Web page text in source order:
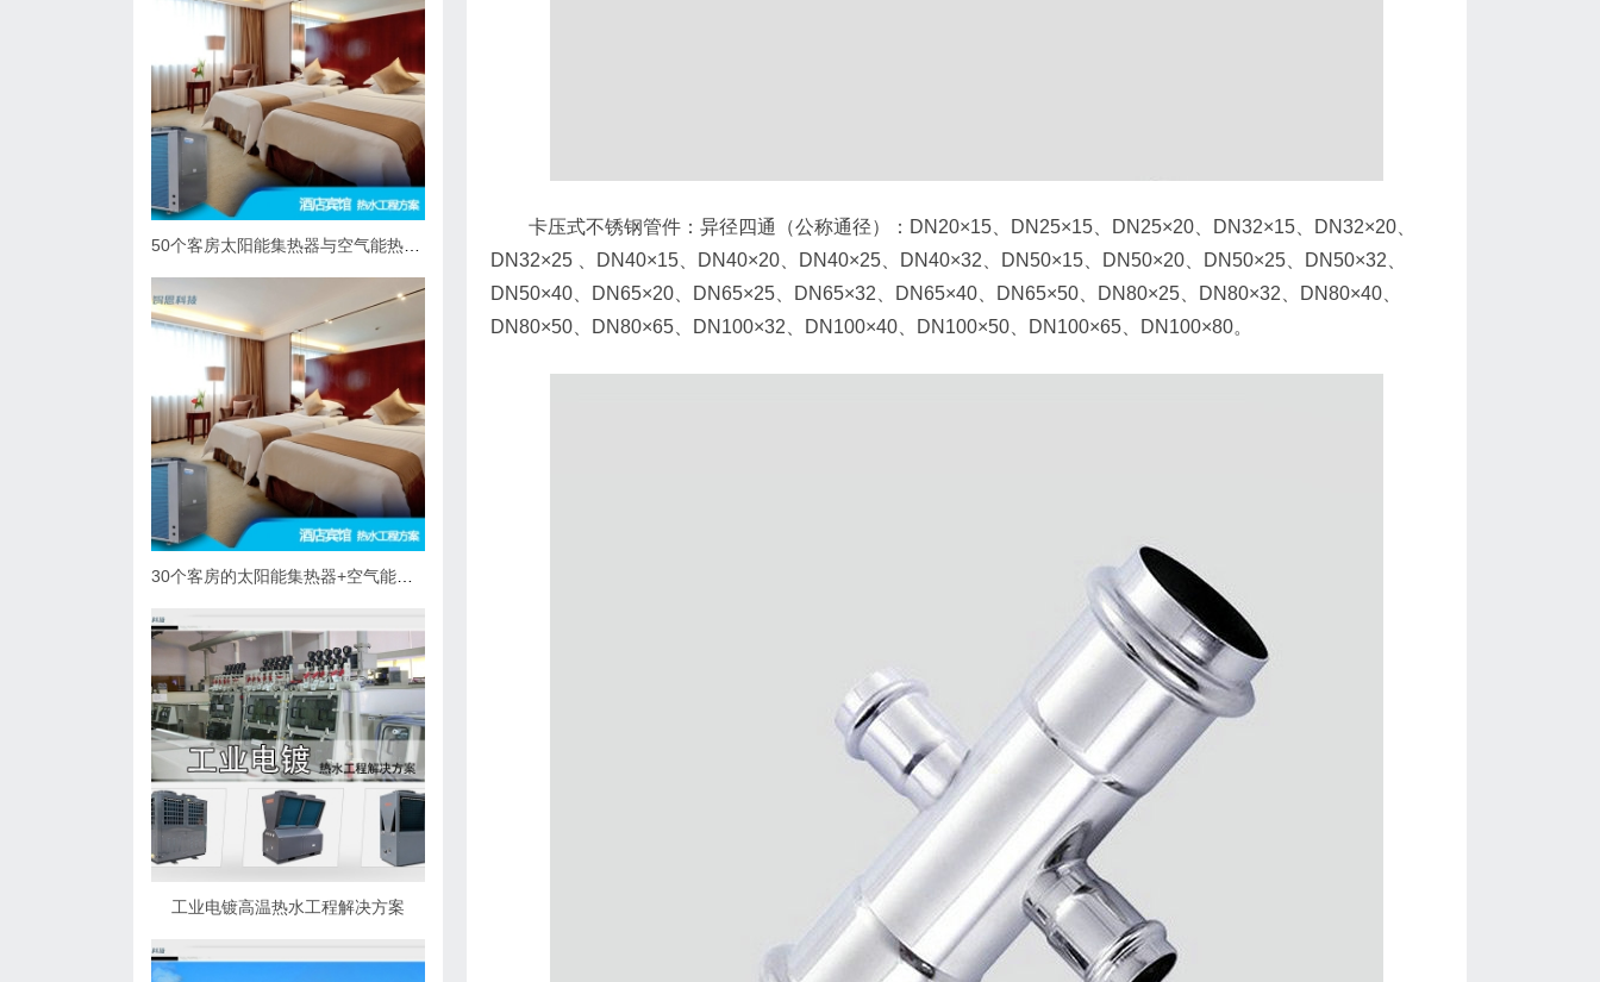
卡压式不锈钢管件：异径四通（公称通径）：DN20×15、DN25×15、DN25×20、DN32×15、DN32×20、
DN32×25 、DN40×15、DN40×20、DN40×25、DN40×32、DN50×15、DN50×20、DN50×25、DN50×32、
DN50×40、DN65×20、DN65×25、DN65×32、DN65×40、DN65×50、DN80×25、DN80×32、DN80×40、
DN80×50、DN80×65、DN100×32、DN100×40、DN100×50、DN100×65、DN100×80。
工业电镀高温热水工程解决方案